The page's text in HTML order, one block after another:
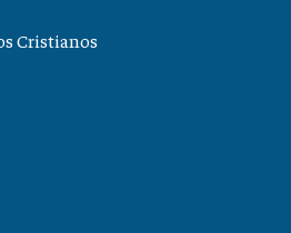
Cristianos